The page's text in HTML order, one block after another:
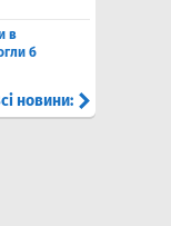
в
б
новини: